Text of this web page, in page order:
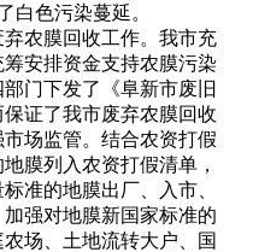
白色污染蔓延。
农膜回收工作。我市充
安排资金支持农膜污染
门下发了《阜新市废旧
证了我市废弃农膜回收
场监管。结合农资打假
膜列入农资打假清单，
准的地膜出厂、入市、
强对地膜新国家标准的
场、土地流转大户、国